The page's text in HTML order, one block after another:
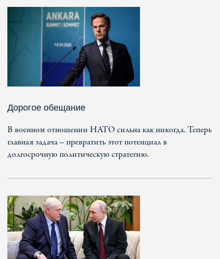
Дорогое обещание
В военном отношении НАТО сильна как никогда. Теперь
главная задача – превратить этот потенциал в
долгосрочную политическую стратегию.